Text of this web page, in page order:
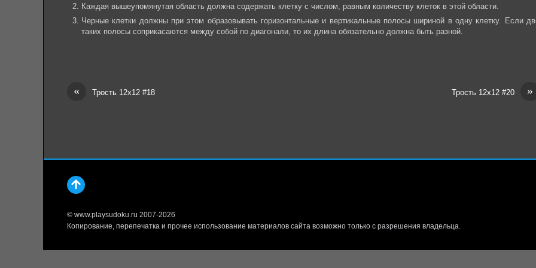
Каждая вышеупомянутая область должна содержать клетку с числом, равным количеству клеток в этой области.
Черные клетки должны при этом образовывать горизонтальные и вертикальные полосы шириной в одну клетку. Если
таких полосы соприкасаются между собой по диагонали, то их длина обязательно должна быть разной.
« Трость 12х12 #18 »
Трость 12х12 #20
© www.playsudoku.ru 2007-2026
Копирование, перепечатка и прочее использование материалов сайта возможно только с разрешения владельца.